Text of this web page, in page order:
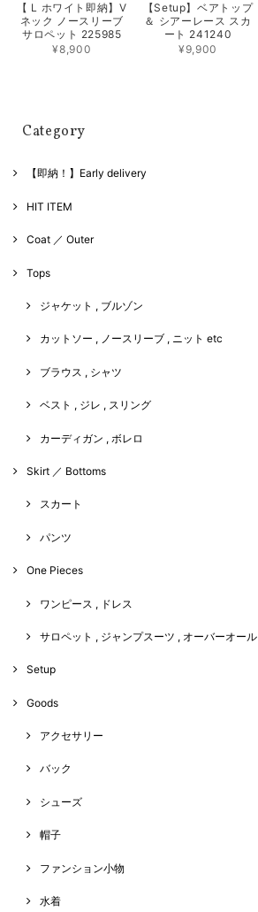
【 L ホワイト即納】V
ネック ノースリーブ
サロペット 225985
¥8,900
【Setup】ベアトップ
＆ シアーレース スカ
ート 241240
¥9,900
Category
【即納！】Early delivery
HIT ITEM
Coat ／ Outer
Tops
ジャケット , ブルゾン
カットソー , ノースリーブ , ニット etc
ブラウス , シャツ
ベスト , ジレ , スリング
カーディガン , ボレロ
Skirt ／ Bottoms
スカート
パンツ
One Pieces
ワンピース , ドレス
サロペット , ジャンプスーツ , オーバーオール
Setup
Goods
アクセサリー
バック
シューズ
帽子
ファンション小物
水着